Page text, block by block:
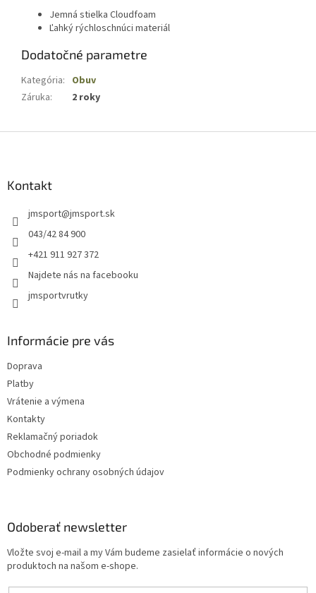
Jemná stielka Cloudfoam
Ľahký rýchloschnúci materiál
Dodatočné parametre
Kategória: Obuv
Záruka: 2 roky
Kontakt
jmsport@jmsport.sk
043/42 84 900
+421 911 927 372
Najdete nás na facebooku
jmsportvrutky
Informácie pre vás
Doprava
Platby
Vrátenie a výmena
Kontakty
Reklamačný poriadok
Obchodné podmienky
Podmienky ochrany osobných údajov
Odoberať newsletter
Vložte svoj e-mail a my Vám budeme zasielať informácie o nových
produktoch na našom e-shope.